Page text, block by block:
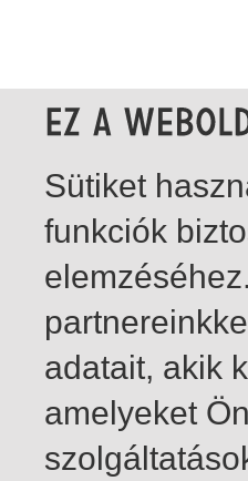
Sütiket
funkciók
adatait, akik
amelyeket